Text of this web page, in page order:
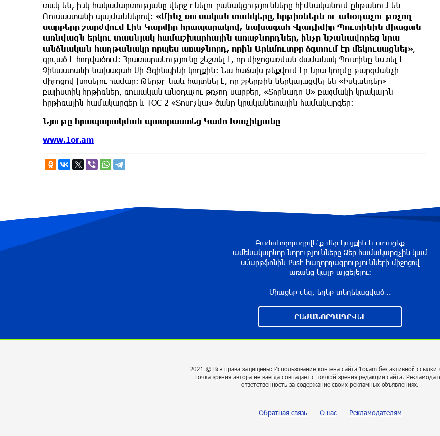
տակ են, իսկ հակամարտությանը վերջ դնելու բանակցությունները հիմնականում ընթանում են
Ռուսաստանի պայմաններով։ «Մինչ ռուսական տանկերը, հրթիռներն ու անօդաչու թռչող
սարքերը շարժվում էին Կարմիր հրապարակով, նախագահ Վլադիմիր Պուտինին միացան
առնվազն երկու տասնյակ համաշխարհային առաջնորդներ, ինչը նշանավորեց նրա
անձնական հաղթանակը որպես առաջնորդ, որին Արևմուտքը ձգտում էր մեկուսացնել», -
գրված է հոդվածում։ Հրատարակությունը շեշտել է, որ միջոցառման ժամանակ Պուտինը նստել է
Չինաստանի նախագահ Սի Ցզինպինի կողքին։ Նա հաճախ թեքվում էր նրա կողմը թարգմանչի
միջոցով խոսելու համար։ Թերթը նաև հայտնել է, որ շքերթին ներկայացվել են «Իսկանդեր»
բալիստիկ հրթիռներ, ռուսական անօդաչու թռչող սարքեր, «Տորնադո-Ս» բազմակի կրակային
հրթիռային համակարգեր և ТОС-2 «Տոսոչկա» ծանր կրականետային համակարգեր։
Նյութը հրապարակման պատրաստեց Կամո Խաչիկյանը
www.1or.am
Բաժանորդագրվե՛ք մեր կայքին և ստացեք
ամենակարևոր նորությունները Ձեր համակարգչին կամ
սմարթֆոնին Push հաղորդագրությունների միջոցով
առանց կայք այցելելու։
Միացեք մեզ, եղեք տեղեկացված...
ԲԱԺԱՆՈՐԴԱԳՐՎԵԼ
2021 © Все права защищены: Использование контена сайта 1or.am без активной ссылки
Точка зрения автора не ваегда совпадает с точкой зрения редакции сайта.
ответственность за содержание своих рекламных объявлениях.
Обратная связь О нас Рекламодателям